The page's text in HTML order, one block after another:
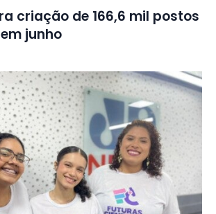
criação de 166,6 mil postos
junho